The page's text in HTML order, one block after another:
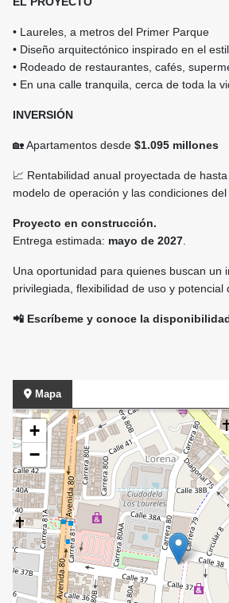
• Laureles, a metros del Primer Parque
• Diseño arquitectónico inspirado en el
• Rodeado de restaurantes, cafés,
• En una calle tranquila, cerca de toda la
INVERSIÓN
🏡 Apartamentos desde $1.095 millones
📈 Rentabilidad anual proyectada de
modelo de operación y las condiciones del
Proyecto en construcción.
Entrega estimada: mayo de 2027
Una oportunidad para quienes buscan un
privilegiada, flexibilidad de uso y potencial
📲 Escríbeme y conoce la
Mapa
+
−